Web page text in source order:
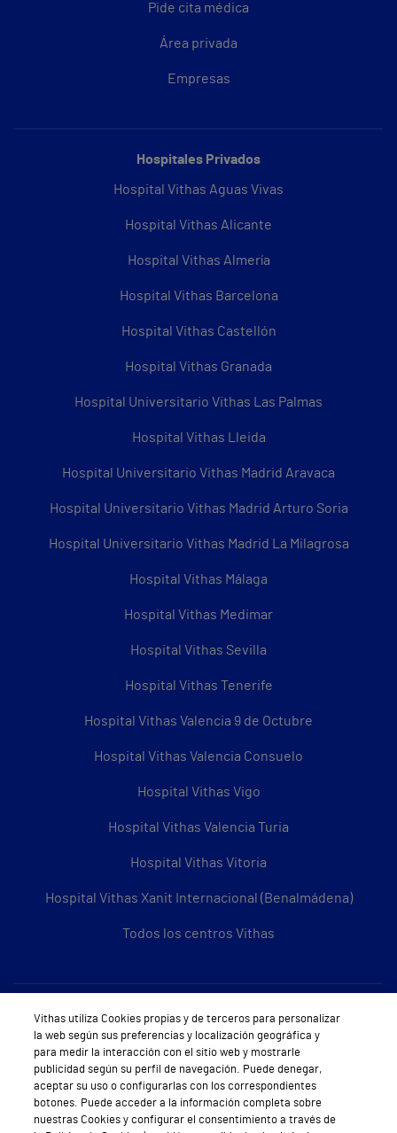
Pide cita médica
Área privada
Empresas
Hospitales Privados
Hospital Vithas Aguas Vivas
Hospital Vithas Alicante
Hospital Vithas Almería
Hospital Vithas Barcelona
Hospital Vithas Castellón
Hospital Vithas Granada
Hospital Universitario Vithas Las Palmas
Hospital Vithas Lleida
Hospital Universitario Vithas Madrid Aravaca
Hospital Universitario Vithas Madrid Arturo Soria
Hospital Universitario Vithas Madrid La Milagrosa
Hospital Vithas Málaga
Hospital Vithas Medimar
Hospital Vithas Sevilla
Hospital Vithas Tenerife
Hospital Vithas Valencia 9 de Octubre
Hospital Vithas Valencia Consuelo
Hospital Vithas Vigo
Hospital Vithas Valencia Turia
Hospital Vithas Vitoria
Hospital Vithas Xanit Internacional (Benalmádena)
Todos los centros Vithas
Sobre Vithas
Quiénes somos
Trabajar en Vithas
Teléfono Cita Médica
Vithas utiliza Cookies propias y de terceros para personalizar
la web según sus preferencias y localización geográfica y
para medir la interacción con el sitio web y mostrarle
publicidad según su perfil de navegación. Puede denegar,
aceptar su uso o configurarlas con los correspondientes
botones. Puede acceder a la información completa sobre
nuestras Cookies y configurar el consentimiento a través de